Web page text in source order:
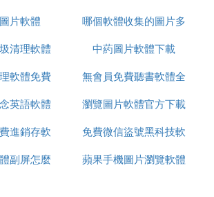
片
片軟體
哪個軟體收集的圖片多
清理軟體
中葯圖片軟體下載
軟體免費
無會員免費聽書軟體全
免費
英語軟體
瀏覽圖片軟體官方下載
進銷存軟
免費微信盜號黑科技軟
體下載
副屏怎麼
蘋果手機圖片瀏覽軟體